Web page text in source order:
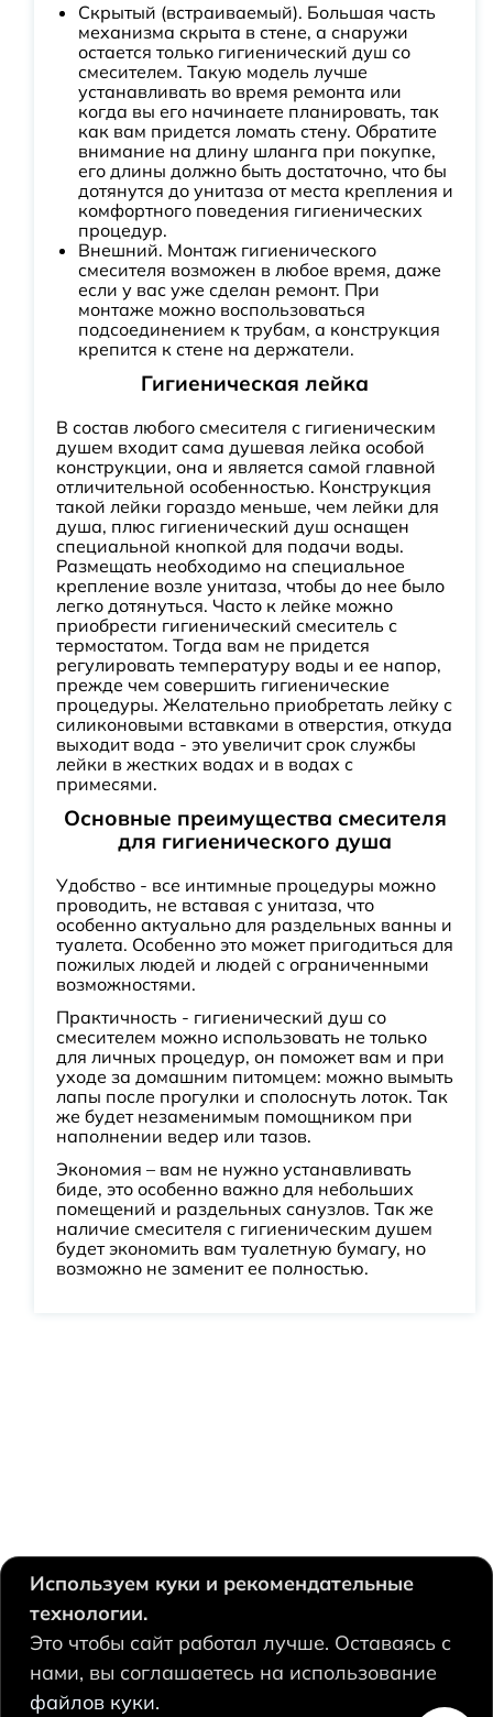
Скрытый (встраиваемый). Большая часть
механизма скрыта в стене, а снаружи
остается только гигиенический душ со
смесителем. Такую модель лучше
устанавливать во время ремонта или
когда вы его начинаете планировать, так
как вам придется ломать стену. Обратите
внимание на длину шланга при покупке,
его длины должно быть достаточно, что бы
дотянутся до унитаза от места крепления и
комфортного поведения гигиенических
процедур.
Внешний. Монтаж гигиенического
смесителя возможен в любое время, даже
если у вас уже сделан ремонт. При
монтаже можно воспользоваться
подсоединением к трубам, а конструкция
крепится к стене на держатели.
Гигиеническая лейка
В состав любого смесителя с гигиеническим
душем входит сама душевая лейка особой
конструкции, она и является самой главной
отличительной особенностью. Конструкция
такой лейки гораздо меньше, чем лейки для
душа, плюс гигиенический душ оснащен
специальной кнопкой для подачи воды.
Размещать необходимо на специальное
крепление возле унитаза, чтобы до нее было
легко дотянуться. Часто к лейке можно
приобрести гигиенический смеситель с
термостатом. Тогда вам не придется
регулировать температуру воды и ее напор,
прежде чем совершить гигиенические
процедуры. Желательно приобретать лейку с
силиконовыми вставками в отверстия, откуда
выходит вода - это увеличит срок службы
лейки в жестких водах и в водах с
примесями.
Основные преимущества смесителя
для гигиенического душа
Удобство - все интимные процедуры можно
проводить, не вставая с унитаза, что
особенно актуально для раздельных ванны и
туалета. Особенно это может пригодиться для
пожилых людей и людей с ограниченными
возможностями.
Практичность - гигиенический душ со
смесителем можно использовать не только
для личных процедур, он поможет вам и при
уходе за домашним питомцем: можно вымыть
лапы после прогулки и сполоснуть лоток. Так
же будет незаменимым помощником при
наполнении ведер или тазов.
Экономия – вам не нужно устанавливать
биде, это особенно важно для небольших
помещений и раздельных санузлов. Так же
наличие смесителя с гигиеническим душем
будет экономить вам туалетную бумагу, но
возможно не заменит ее полностью.
630124, Новосибирск,
Есенина, 67
Используем куки и рекомендательные
технологии.
Это чтобы сайт работал лучше. Оставаясь с
нами, вы соглашаетесь на использование
файлов куки.